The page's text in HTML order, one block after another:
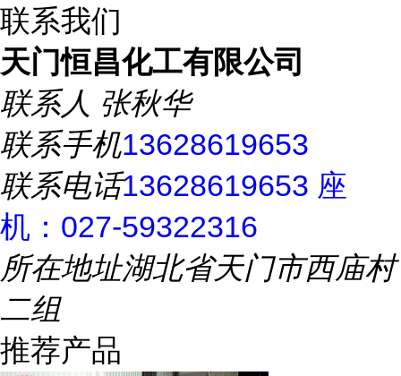
联系我们
天门恒昌化工有限公司
联系人 张秋华
联系手机13628619653
联系电话13628619653 座
机：027-59322316
所在地址湖北省天门市西庙村
二组
推荐产品